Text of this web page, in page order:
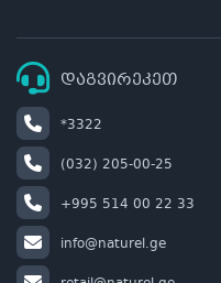
დაგვირეკეთ
*3322
(032) 205-00-25
+995 514 00 22 33
info@naturel.ge